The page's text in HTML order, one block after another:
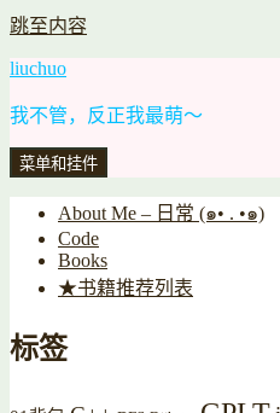
跳至内容
liuchuo
我不管，反正我最萌～
菜单和挂件
About Me – 日常 (๑• . •๑)
Code
Books
★书籍推荐列表
标签